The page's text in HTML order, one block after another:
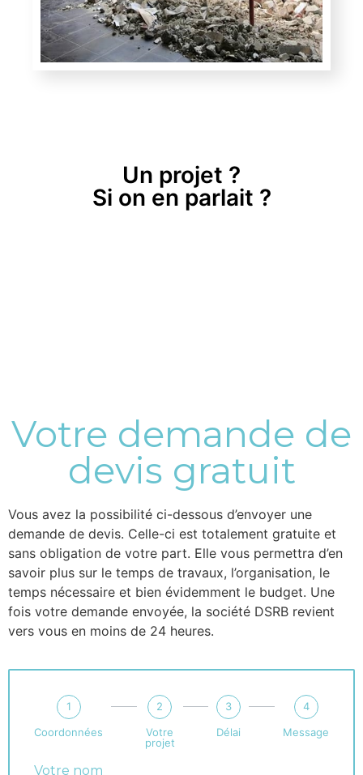
Un projet ?
Si on en parlait ?
Votre demande de
devis gratuit
Vous avez la possibilité ci-dessous d’envoyer une
demande de devis. Celle-ci est totalement gratuite et
sans obligation de votre part. Elle vous permettra d’en
savoir plus sur le temps de travaux, l’organisation, le
temps nécessaire et bien évidemment le budget. Une
fois votre demande envoyée, la société DSRB revient
vers vous en moins de 24 heures.
1
Coordonnées
2
Votre
projet
3
Délai
4
Message
Votre nom